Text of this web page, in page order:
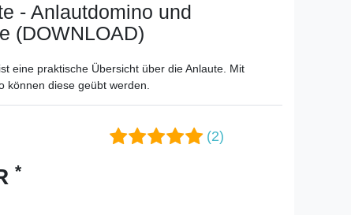
- Anlautdomino und
(DOWNLOAD)
eine praktische Übersicht über die Anlaute. Mit
können diese geübt werden.
(2)
*